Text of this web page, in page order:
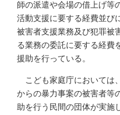
師の派遣や会場の借上げ等
活動支援に要する経費並び
被害者支援業務及び犯罪被
る業務の委託に要する経費
援助を行っている。
こども家庭庁においては
からの暴力事案の被害者等
助を行う民間の団体が実施